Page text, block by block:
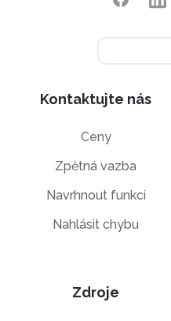
Kontaktujte nás
Ceny
Zpětná vazba
Navrhnout funkci
Nahlásit chybu
Zdroje